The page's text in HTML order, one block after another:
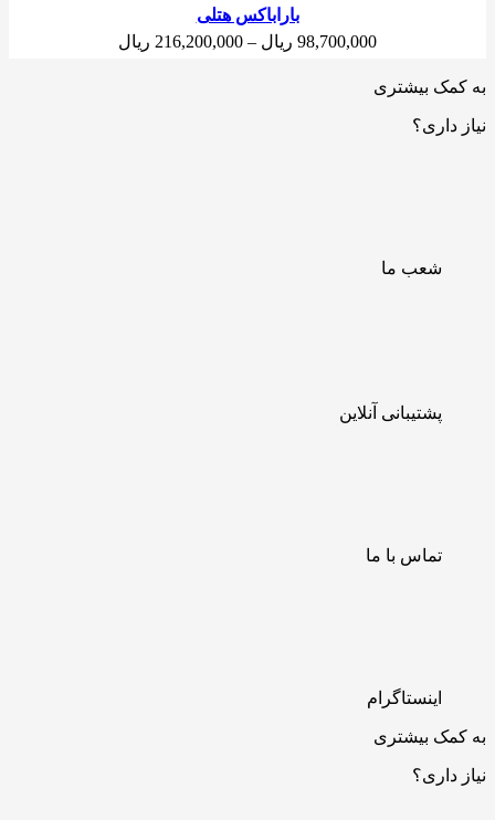
باراباکس هتلی
98,700,000 ریال –
216,200,000 ریال
به کمک بیشتری
نیاز داری؟
شعب ما
پشتیبانی آنلاین
تماس با ما
اینستاگرام
به کمک بیشتری
نیاز داری؟